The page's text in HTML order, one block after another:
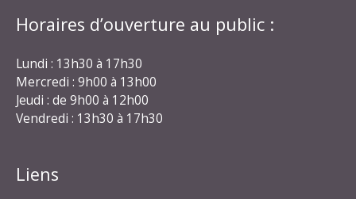
Horaires d’ouverture au public :
Lundi : 13h30 à 17h30
Mercredi : 9h00 à 13h00
Jeudi : de 9h00 à 12h00
Vendredi : 13h30 à 17h30
Liens